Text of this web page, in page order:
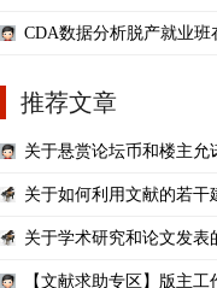
CDA数据分析脱产就业班
推荐文章
关于悬赏论坛币和楼主允
关于如何利用文献的若干
关于学术研究和论文发表
【文献求助专区】版主工